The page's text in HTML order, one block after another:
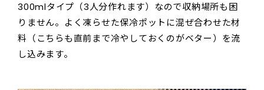
300mlタイプ（3人分作れます）なので収納場所も困
りません。よく凍らせた保冷ポットに混ぜ合わせた材
料（こちらも直前まで冷やしておくのがベター）を流
し込みます。